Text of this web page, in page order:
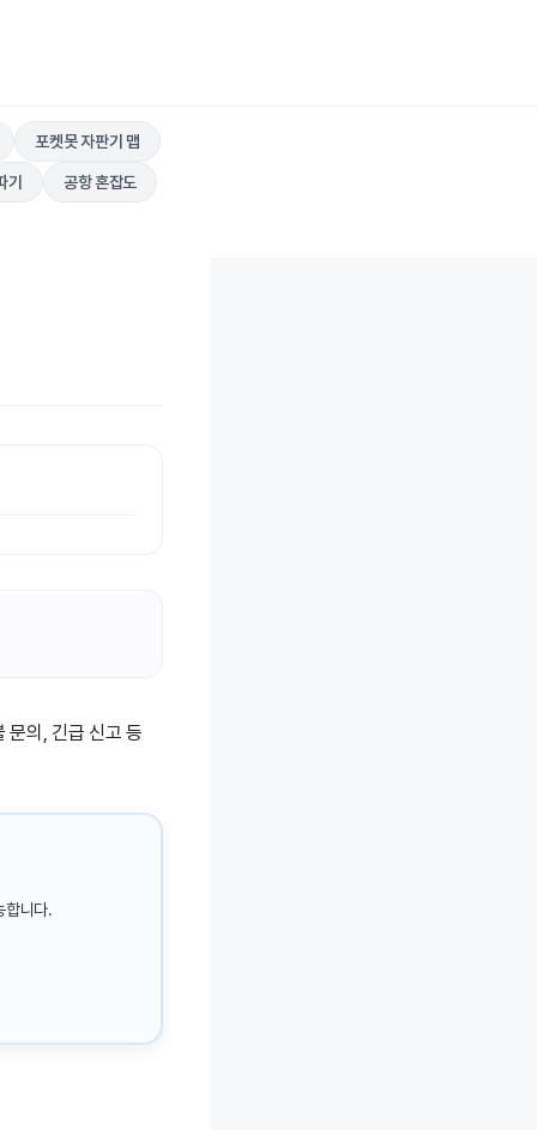
포켓못 자판기 맵
기 공항 혼잡도
문의, 긴급 신고 등
합니다.